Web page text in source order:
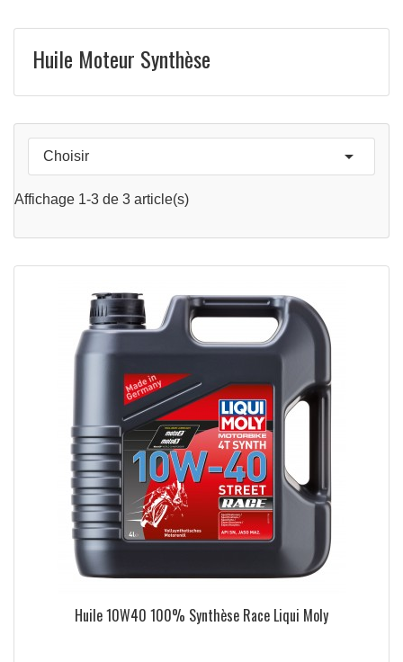
Huile Moteur Synthèse
Choisir 
Affichage 1-3 de 3 article(s)
Huile 10W40 100% Synthèse Race Liqui Moly
APERÇU RAPIDE